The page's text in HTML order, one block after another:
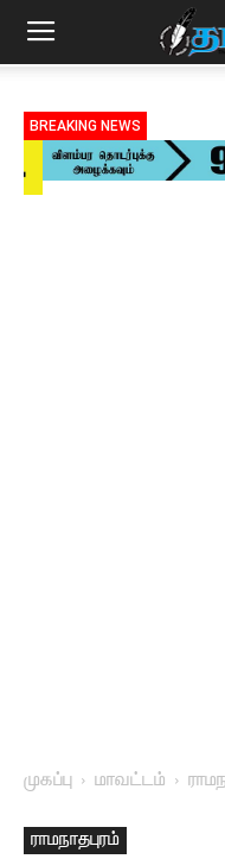
BREAKING NEWS
முகப்பு மாவட்டம்
ராமநாதபுரம்